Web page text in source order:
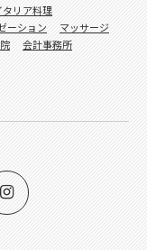
タリア料理
ーション
マッサージ
会計事務所